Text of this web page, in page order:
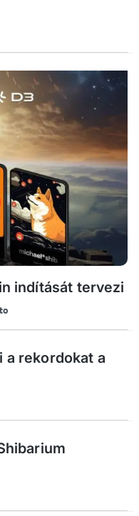
indítását tervezi
a rekordokat a